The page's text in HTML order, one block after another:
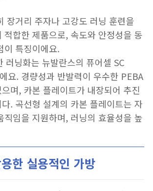
장거리 주자나 고강도 러닝 훈련을
적합한 제품으로, 속도와 안정성을 동
이 특징이에요.
러닝화는 뉴발란스의 퓨어셀 SC
요. 경량성과 반발력이 우수한 PEBA
며, 카본 플레이트가 내장되어 추진
. 곡선형 설계의 카본 플레이트는 자
직임을 지원하며, 러닝의 효율성을 높
한 실용적인 가방